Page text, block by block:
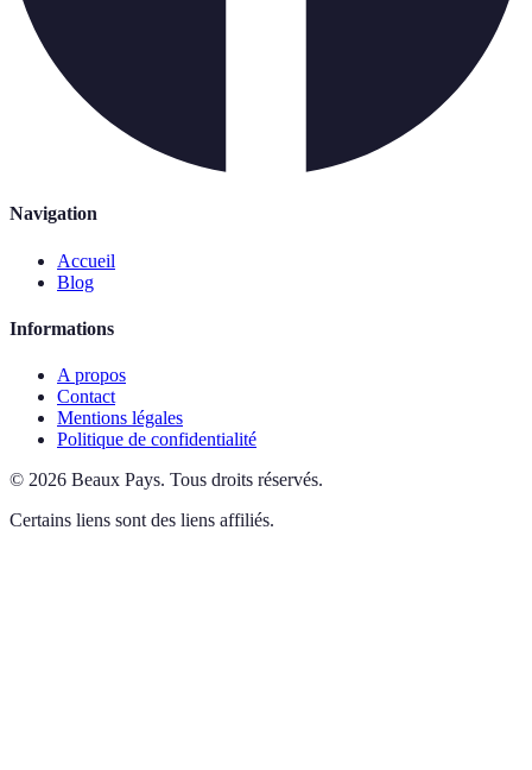
Navigation
Accueil
Blog
Informations
A propos
Contact
Mentions légales
Politique de confidentialité
© 2026 Beaux Pays. Tous droits réservés.
Certains liens sont des liens affiliés.